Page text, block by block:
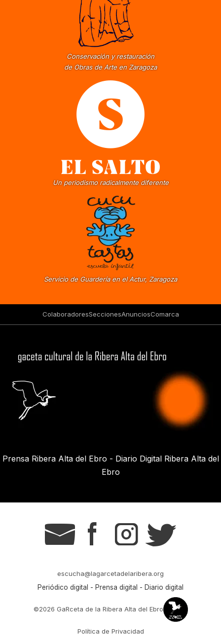
Conservación y restauración
de Obras de Arte en Zaragoza
Un periodismo radicalmente diferente
Servicio de Guardería en el Actur, Zaragoza
ColaboradoresSeccionesAnunciosComarca
Prensa Ribera Alta del Ebro - Diario Digital Ribera Alta del
Ebro
g s t r
escucha@lagarcetadelaribera.org
Periódico digital - Prensa digital - Diario digital
©2026 GaRceta de la Ribera Alta del Ebro
Política de Privacidad